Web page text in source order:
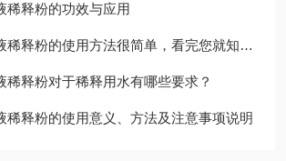
稀释粉的功效与应用
释粉的使用方法很简单，看完您就知道了
释粉对于稀释用水有哪些要求？
释粉的使用意义、方法及注意事项说明